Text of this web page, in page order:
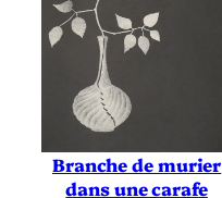
Branche de murier
dans une carafe